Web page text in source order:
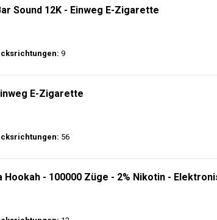
Sound 12K - Einweg E-Zigarette
9
E-Zigarette
56
Hookah - 100000 Züge - 2% Nikotin -